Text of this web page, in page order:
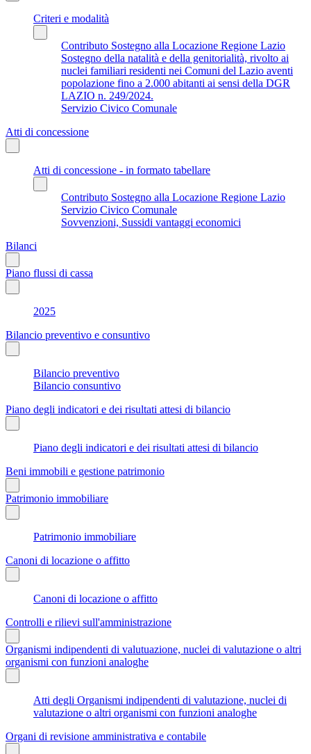
Criteri e modalità
Contributo Sostegno alla Locazione Regione Lazio
Sostegno della natalità e della genitorialità, rivolto ai
nuclei familiari residenti nei Comuni del Lazio aventi
popolazione fino a 2.000 abitanti ai sensi della DGR
LAZIO n. 249/2024.
Servizio Civico Comunale
Atti di concessione
Atti di concessione - in formato tabellare
Contributo Sostegno alla Locazione Regione Lazio
Servizio Civico Comunale
Sovvenzioni, Sussidi vantaggi economici
Bilanci
Piano flussi di cassa
2025
Bilancio preventivo e consuntivo
Bilancio preventivo
Bilancio consuntivo
Piano degli indicatori e dei risultati attesi di bilancio
Piano degli indicatori e dei risultati attesi di bilancio
Beni immobili e gestione patrimonio
Patrimonio immobiliare
Patrimonio immobiliare
Canoni di locazione o affitto
Canoni di locazione o affitto
Controlli e rilievi sull'amministrazione
Organismi indipendenti di valutuazione, nuclei di valutazione o altri
organismi con funzioni analoghe
Atti degli Organismi indipendenti di valutazione, nuclei di
valutazione o altri organismi con funzioni analoghe
Organi di revisione amministrativa e contabile